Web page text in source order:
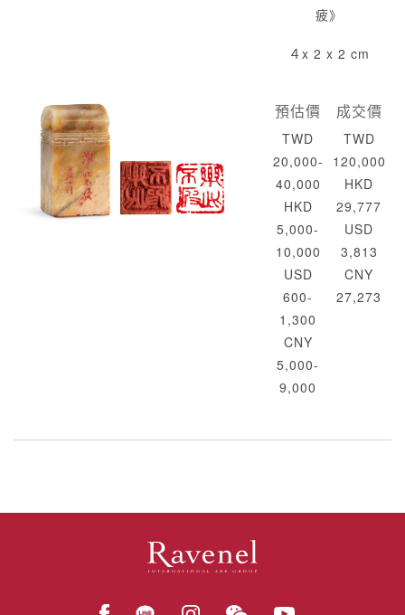
疲》
４x 2 x 2 cm
預估價
TWD
20,000-
40,000
HKD
5,000-
10,000
USD
600-
1,300
CNY
5,000-
9,000
成交價
TWD
120,000
HKD
29,777
USD
3,813
CNY
27,273